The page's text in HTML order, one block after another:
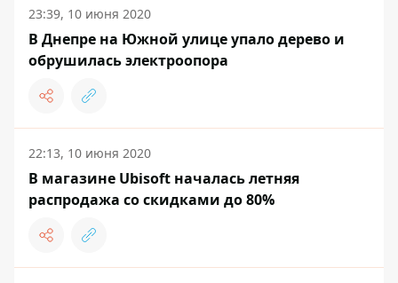
23:39, 10 июня 2020
В Днепре на Южной улице упало дерево и
обрушилась электроопора
22:13, 10 июня 2020
В магазине Ubisoft началась летняя
распродажа со скидками до 80%